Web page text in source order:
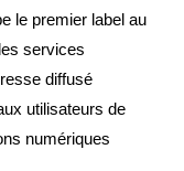
le premier label au
services
diffusé
utilisateurs de
numériques